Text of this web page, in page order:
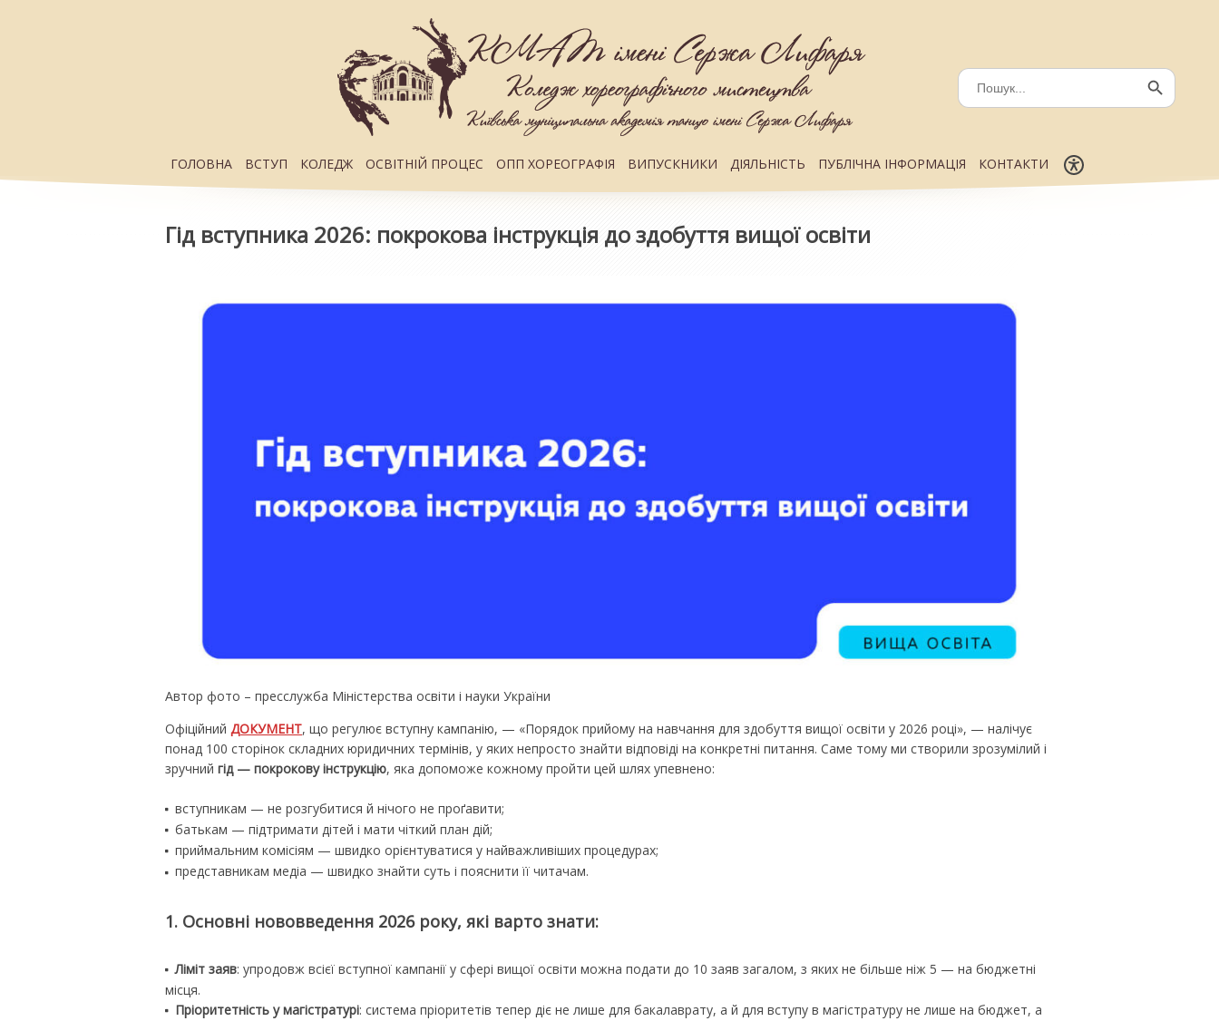
Search
Search Button
ГОЛОВНА ВСТУП КОЛЕДЖ ОСВІТНІЙ ПРОЦЕС ОПП ХОРЕОГРАФІЯ ВИПУСКНИКИ ДІЯЛЬНІСТЬ ПУБЛІЧНА ІНФОРМАЦІЯ КОНТАКТИ
Гід вступника 2026: покрокова інструкція до здобуття вищої освіти
Автор фото – пресслужба Міністерства освіти і науки України
Офіційний ДОКУМЕНТ, що регулює вступну кампанію, — «Порядок прийому на навчання для здобуття вищої освіти у 2026 році», — налічує
понад 100 сторінок складних юридичних термінів, у яких непросто знайти відповіді на конкретні питання. Саме тому ми створили зрозумілий і
зручний гід — покрокову інструкцію, яка допоможе кожному пройти цей шлях упевнено:
вступникам — не розгубитися й нічого не проґавити;
батькам — підтримати дітей і мати чіткий план дій;
приймальним комісіям — швидко орієнтуватися у найважливіших процедурах;
представникам медіа — швидко знайти суть і пояснити її читачам.
1. Основні нововведення 2026 року, які варто знати:
Ліміт заяв: упродовж всієї вступної кампанії у сфері вищої освіти можна подати до 10 заяв загалом, з яких не більше ніж 5 — на бюджетні
місця.
Пріоритетність у магістратурі: система пріоритетів тепер діє не лише для бакалаврату, а й для вступу в магістратуру не лише на бюджет, а